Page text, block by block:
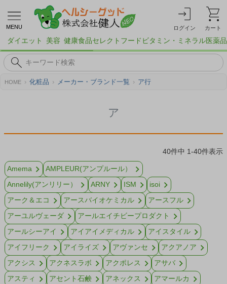
MENU ログイン カート
ダイエット 美容 健康食品セレクトフード ビタミン・ミネラル医薬品
HOME 化粧品 メーカー・ブランド一覧 ア行
ア
40件中 1-40件表示
Amema
AMPLEUR(アンプルール）
Annelily(アンリリー）
ARNY ISM
isoi
アーク＆エコ
アースバイオケミカル
アースフル
アーユルヴェーダ
アールエイチビープロダクト
アールシーアイ
アイアイメディカル
アイスタイル
アイフリーク
アイライズ アヴァンセ
アクアノア
アクシス
アクネスラボ アクポレス
アサバ
アスティ
アセント石鹸 アネックス
アマールカ